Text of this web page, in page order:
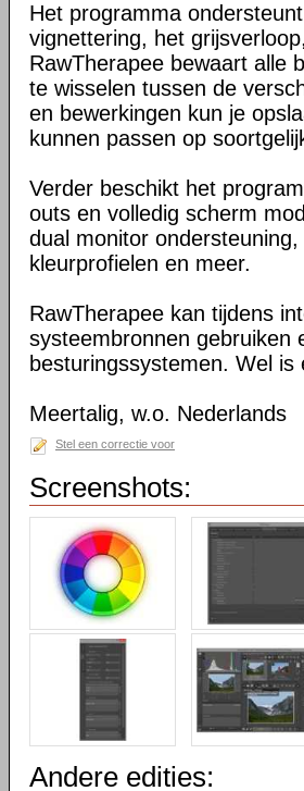
Het programma
vignettering, het
RawTherapee bewaart alle
te wisselen tussen de
en bewerkingen kun je
kunnen passen op
Verder beschikt het
outs en volledig scherm
dual monitor
kleurprofielen en meer.
RawTherapee kan tijdens
systeembronnen gebruiken
besturingssystemen. Wel
Meertalig, w.o. Nederlands
Stel een correctie voor
Screenshots:
Andere edities: